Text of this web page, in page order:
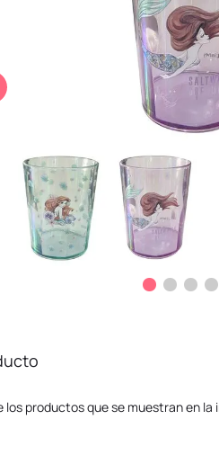
los productos que se muestran en